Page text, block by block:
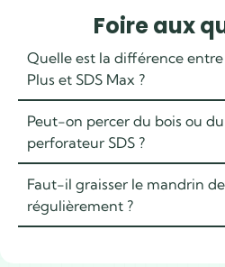
Foire aux
Quelle est la différence
Plus et SDS Max ?
Peut-on percer du bois ou
perforateur SDS ?
Faut-il graisser le mandrin
régulièrement ?